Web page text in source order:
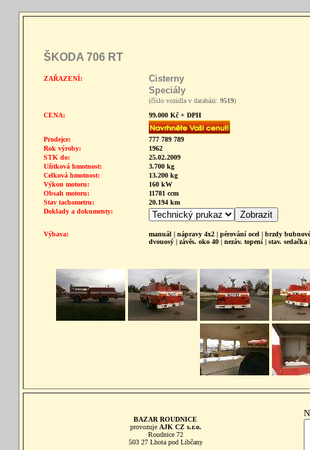
ŠKODA 706 RT
ZAŘAZENÍ:
Cisterny
Speciály
(číslo vozidla v databázi: 9519)
CENA:
99.000 Kč + DPH
Prodejce:
777 789 789
Rok výroby:
1962
STK do:
25.02.2009
Užitková hmotnost:
3.700 kg
Celková hmotnost:
13.200 kg
Výkon motoru:
160 kW
Obsah motoru:
11781 ccm
Stav tachometru:
20.194 km
Doklady a dokumenty:
Výbava:
manuál | nápravy 4x2 | pérování ocel | brzdy
dvouosý | závěs. oko 40 | nezáv. topení | stav. sedačka |
BAZAR ROUDNICE
provozuje AJK CZ s.r.o.
Roudnice 72
503 27 Lhota pod Libčany